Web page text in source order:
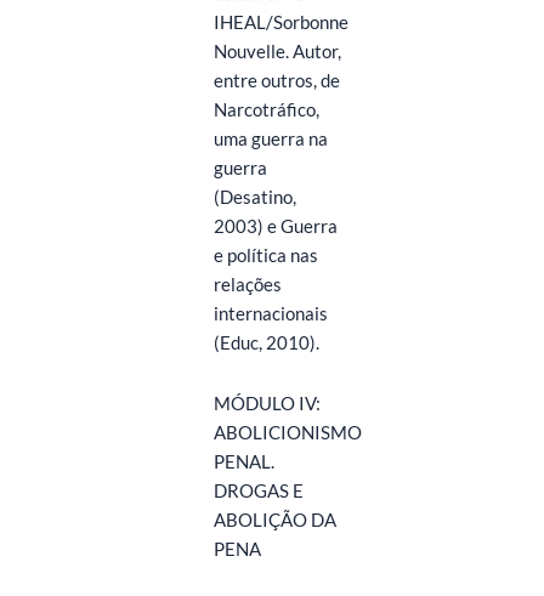
IHEAL/Sorbonne
Nouvelle. Autor,
entre outros, de
Narcotráfico,
uma guerra na
guerra
(Desatino,
2003) e Guerra
e política nas
relações
internacionais
(Educ, 2010).
MÓDULO IV:
ABOLICIONISMO
PENAL.
DROGAS E
ABOLIÇÃO DA
PENA